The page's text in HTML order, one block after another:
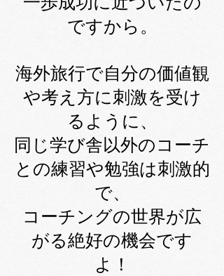
ですから。
海外旅行で自分の価値観
や考え方に刺激を受け
るように、
同じ学び舎以外のコーチ
との練習や勉強は刺激的
で、
コーチングの世界が広
がる絶好の機会です
よ！